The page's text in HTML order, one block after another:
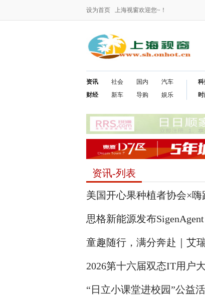
设为首页 上海视窗欢迎您~！
资讯
财经
社会
新车
国内
导购
汽车
娱乐
资讯-列表
美国开心果种植者协会×
思格新能源发布
童趣随行，满分奔赴｜艾
2026第十六届双态IT用户
“日立小课堂进校园”公益